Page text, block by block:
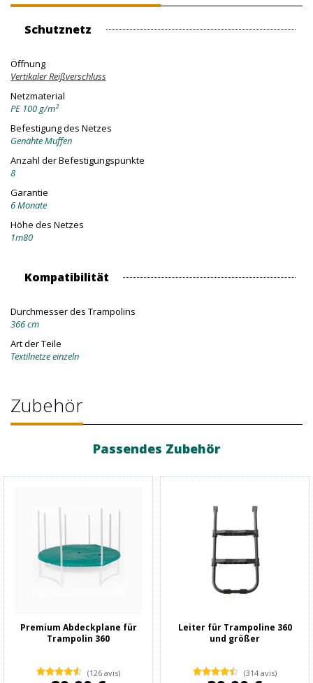
Schutznetz
Öffnung
Vertikaler Reißverschluss
Netzmaterial
PE 100 g/m²
Befestigung des Netzes
Genähte Muffen
Anzahl der Befestigungspunkte
8
Garantie
6 Monate
Höhe des Netzes
1m80
Kompatibilität
Durchmesser des Trampolins
366 cm
Art der Teile
Textilnetze einzeln
Zubehör
Passendes Zubehör
Premium Abdeckplane für
Trampolin 360
(126 avis)
Leiter für Trampoline 360
und größer
(314 avis)